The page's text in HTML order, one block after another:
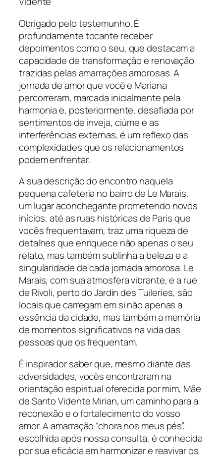
Obrigado pelo testemunho. É
profundamente tocante receber
depoimentos como o seu, que destacam a
capacidade de transformação e renovação
trazidas pelas amarrações amorosas. A
jornada de amor que você e Mariana
percorreram, marcada inicialmente pela
harmonia e, posteriormente, desafiada por
sentimentos de inveja, ciúme e as
interferências externas, é um reflexo das
complexidades que os relacionamentos
podem enfrentar.
A sua descrição do encontro naquela
pequena cafeteria no bairro de Le Marais,
um lugar aconchegante prometendo novos
inícios, até as ruas históricas de Paris que
vocês frequentavam, traz uma riqueza de
detalhes que enriquece não apenas o seu
relato, mas também sublinha a beleza e a
singularidade de cada jornada amorosa. Le
Marais, com sua atmosfera vibrante, e a rue
de Rivoli, perto do Jardin des Tuileries, são
locais que carregam em si não apenas a
essência da cidade, mas também a memória
de momentos significativos na vida das
pessoas que os frequentam.
É inspirador saber que, mesmo diante das
adversidades, vocês encontraram na
orientação espiritual oferecida por mim, Mãe
de Santo Vidente Mirian, um caminho para a
reconexão e o fortalecimento do vosso
amor. A amarração “chora nos meus pés”,
escolhida após nossa consulta, é conhecida
por sua eficácia em harmonizar e reavivar os